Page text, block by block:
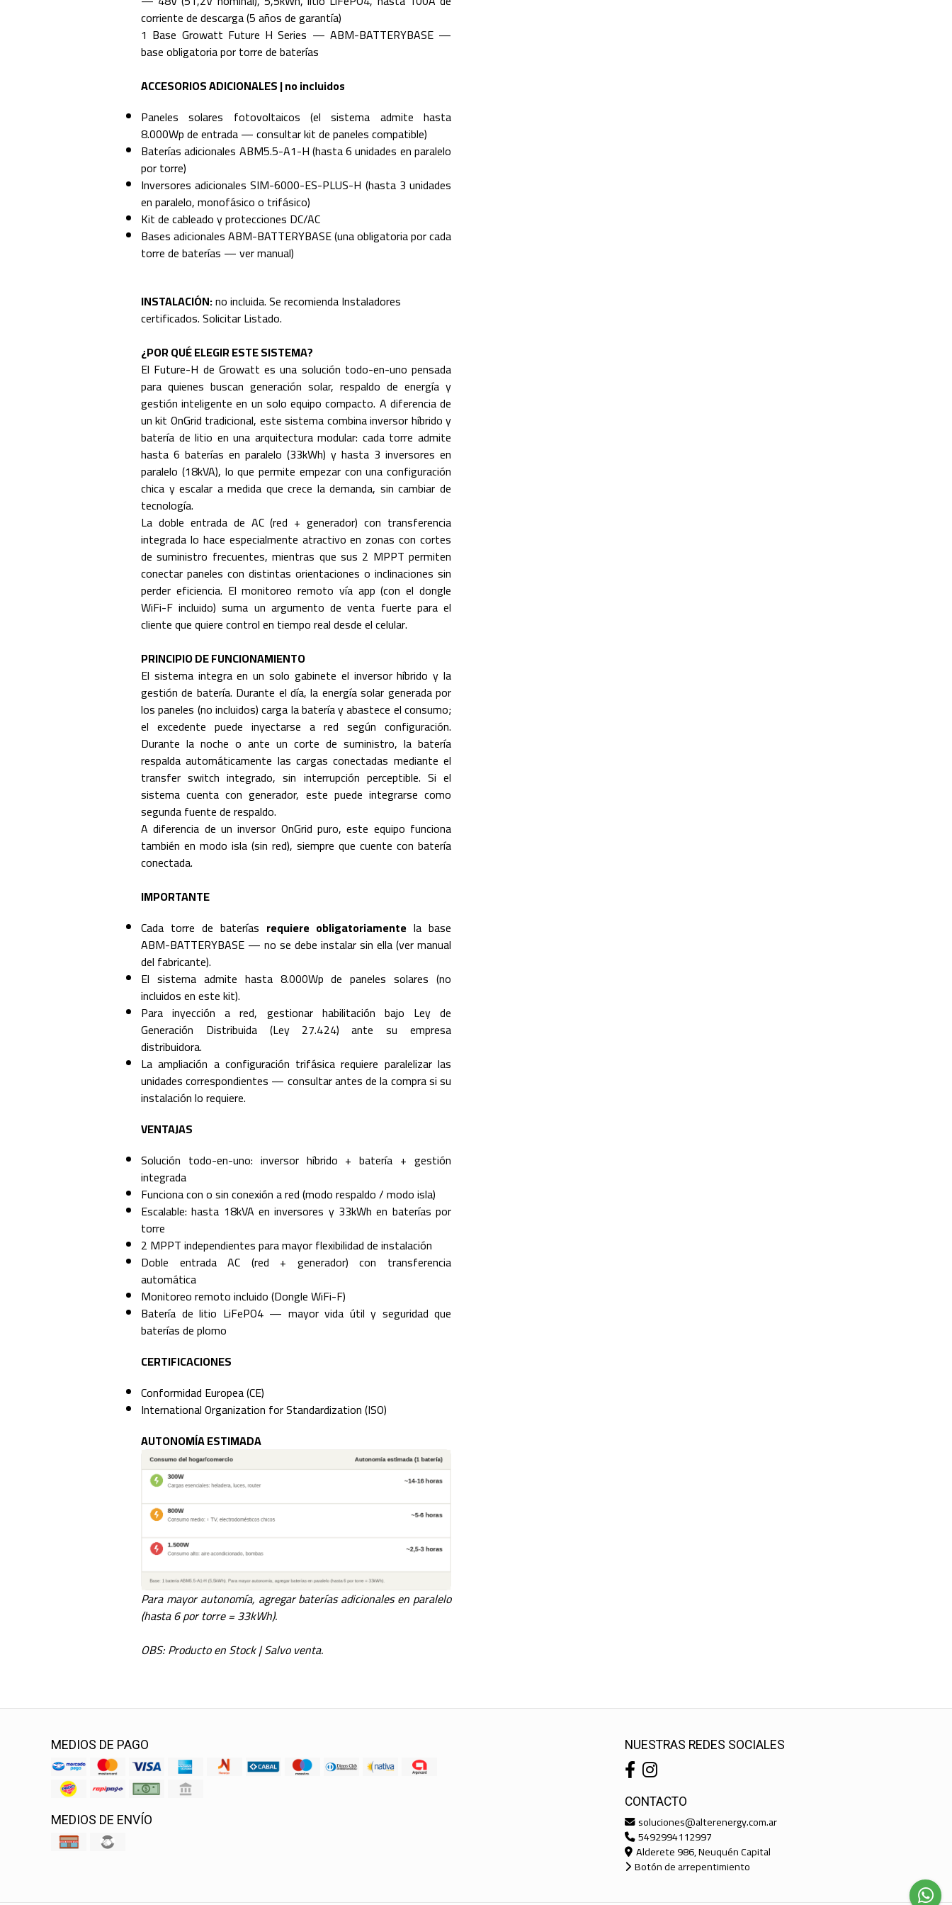
corriente de descarga (5 años de garantía)
1 Base Growatt Future H Series — ABM-BATTERYBASE —
base obligatoria por torre de baterías
ACCESORIOS ADICIONALES | no incluidos
Paneles solares fotovoltaicos (el sistema admite hasta
8.000Wp de entrada — consultar kit de paneles compatible)
Baterías adicionales ABM5.5-A1-H (hasta 6 unidades en paralelo
por torre)
Inversores adicionales SIM-6000-ES-PLUS-H (hasta 3 unidades
en paralelo, monofásico o trifásico)
Kit de cableado y protecciones DC/AC
Bases adicionales ABM-BATTERYBASE (una obligatoria por cada
torre de baterías — ver manual)
INSTALACIÓN:no incluida. Se recomienda Instaladores
certificados. Solicitar Listado.
¿POR QUÉ ELEGIR ESTE SISTEMA?
El Future-H de Growatt es una solución todo-en-uno pensada
para quienes buscan generación solar, respaldo de energía y
gestión inteligente en un solo equipo compacto. A diferencia de
un kit OnGrid tradicional, este sistema combina inversor híbrido y
batería de litio en una arquitectura modular: cada torre admite
hasta 6 baterías en paralelo (33kWh) y hasta 3 inversores en
paralelo (18kVA), lo que permite empezar con una configuración
chica y escalar a medida que crece la demanda, sin cambiar de
tecnología.
La doble entrada de AC (red + generador) con transferencia
integrada lo hace especialmente atractivo en zonas con cortes
de suministro frecuentes, mientras que sus 2 MPPT permiten
conectar paneles con distintas orientaciones o inclinaciones sin
perder eficiencia. El monitoreo remoto vía app (con el dongle
WiFi-F incluido) suma un argumento de venta fuerte para el
cliente que quiere control en tiempo real desde el celular.
PRINCIPIO DE FUNCIONAMIENTO
El sistema integra en un solo gabinete el inversor híbrido y la
gestión de batería. Durante el día, la energía solar generada por
los paneles (no incluidos) carga la batería y abastece el consumo;
el excedente puede inyectarse a red según configuración.
Durante la noche o ante un corte de suministro, la batería
respalda automáticamente las cargas conectadas mediante el
transfer switch integrado, sin interrupción perceptible. Si el
sistema cuenta con generador, este puede integrarse como
segunda fuente de respaldo.
A diferencia de un inversor OnGrid puro, este equipo funciona
también en modo isla (sin red), siempre que cuente con batería
conectada.
IMPORTANTE
Cada torre de baterías requiere obligatoriamente la base
ABM-BATTERYBASE — no se debe instalar sin ella (ver manual
del fabricante).
El sistema admite hasta 8.000Wp de paneles solares (no
incluidos en este kit).
Para inyección a red, gestionar habilitación bajo Ley de
Generación Distribuida (Ley 27.424) ante su empresa
distribuidora.
La ampliación a configuración trifásica requiere paralelizar las
unidades correspondientes — consultar antes de la compra si su
instalación lo requiere.
VENTAJAS
Solución todo-en-uno: inversor híbrido + batería + gestión
integrada
Funciona con o sin conexión a red (modo respaldo / modo isla)
Escalable: hasta 18kVA en inversores y 33kWh en baterías por
torre
2 MPPT independientes para mayor flexibilidad de instalación
Doble entrada AC (red + generador) con transferencia
automática
Monitoreo remoto incluido (Dongle WiFi-F)
Batería de litio LiFePO4 — mayor vida útil y seguridad que
baterías de plomo
CERTIFICACIONES
Conformidad Europea (CE)
International Organization for Standardization (ISO)
AUTONOMÍA ESTIMADA
Para mayor autonomía, agregar baterías adicionales en paralelo
(hasta 6 por torre = 33kWh).
OBS: Producto en Stock | Salvo venta.
MEDIOS DE PAGO
MEDIOS DE ENVÍO
NUESTRAS REDES SOCIALES
CONTACTO
soluciones@alterenergy.com.ar
5492994112997
Alderete 986, Neuquén Capital
Botón de arrepentimiento